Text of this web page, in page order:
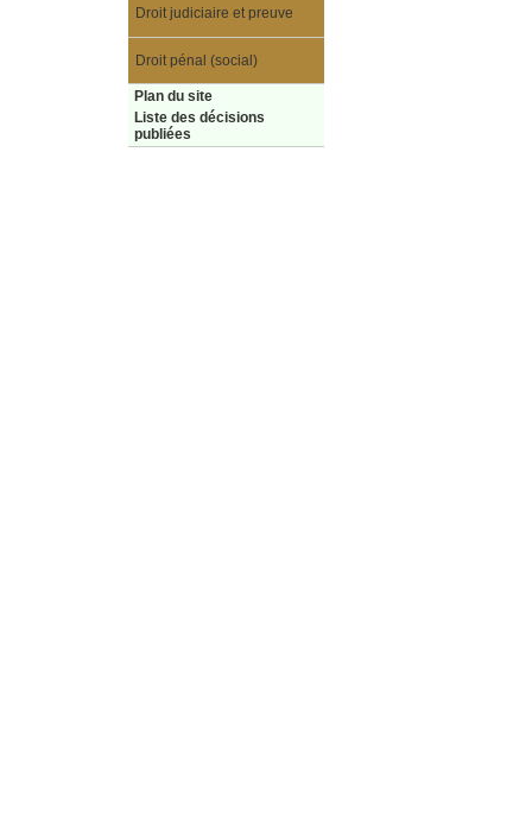
Droit judiciaire et preuve
Droit pénal (social)
Plan du site
Liste des décisions
publiées